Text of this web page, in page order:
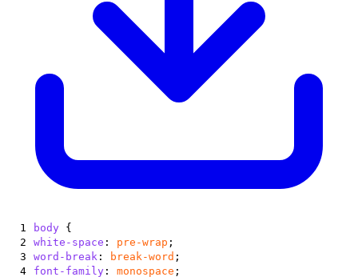
1 body {
2
white-space : pre-wrap ;
3
word-break : break-word ;
4
font-family : monospace ;